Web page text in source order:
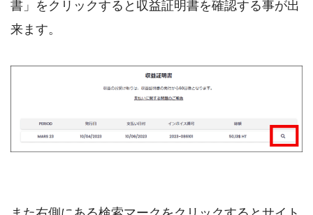
書」をクリックすると収益証明書を確認する事が出
来ます。